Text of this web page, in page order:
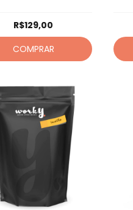
R$129,00
COMPRAR